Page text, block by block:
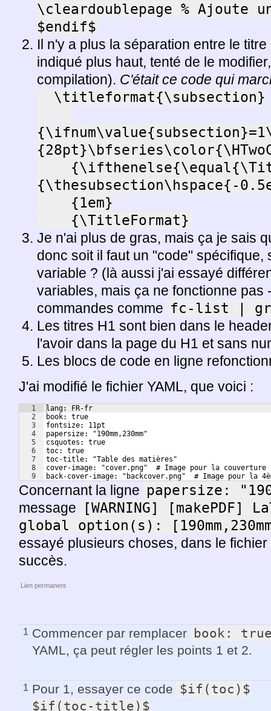
\cleardoublepage % Ajoute
$endif$
Il n'y a plus la séparation entre le
indiqué plus haut, tenté de le
compilation). C'était ce code qui
{\thesubsection\hspace{-
    {\TitleFormat}
Je n'ai plus de gras, mais ça je sais
donc soit il faut un "code"
variable ? (là aussi j'ai essayé
variables, mais ça ne fonctionne pas
commandes comme fc-list |
Les titres H1 sont bien dans le
l'avoir dans la page du H1 et sans
Les blocs de code en ligne
J'ai modifié le fichier YAML, que voici :
1
2
3
4
5
6
7
8
9
lang: FR-fr
book: true
fontsize: 11pt
papersize: "190mm,230mm"
csquotes: true
toc: true
toc-title: "Table des matières"
cover-image: "cover.png"  # Image pour la
back-cover-image: "backcover.png"  # Image pour la
Concernant la ligne papersize:
message
[WARNING] [makePDF]
global option(s):
essayé plusieurs choses, dans le
succès.
Lien permanent
1 Commencer par remplacer book:
YAML, ça peut régler les points 1 et 2.
1 Pour 1, essayer ce code
$if(toc)$
$if(toc-title)$